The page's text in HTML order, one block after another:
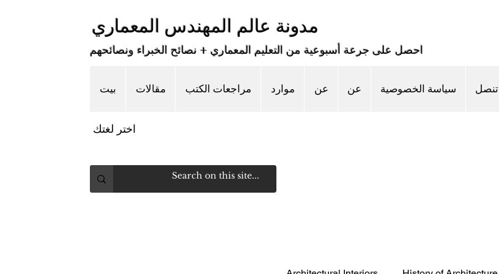
مدونة عالم المهندس المعماري
بيت مقالات مراجعات الكتب موارد عن عن سياسة الخصوصية تنصل
اختر لغتك
احصل على جرعة أسبوعية من التعليم المعماري + نصائح الخبراء ونصائحهم